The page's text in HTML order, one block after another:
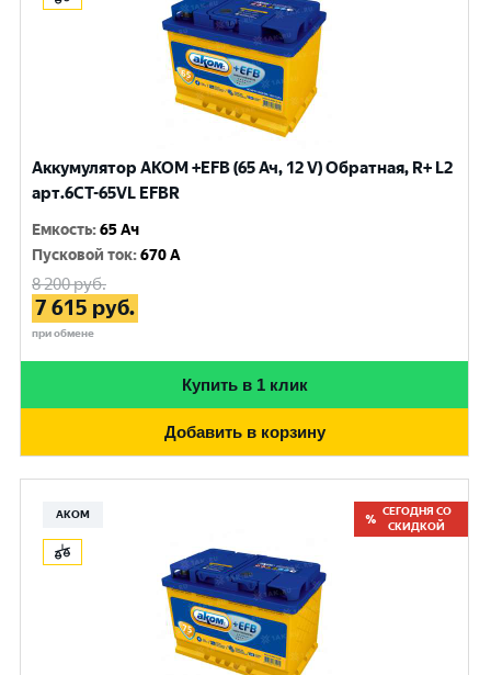
Аккумулятор AKOM +EFB (65 Ач, 12 V) Обратная, R+ L2
арт.6CT-65VL EFBR
Емкость:65 Ач
Пусковой ток:670 A
8 200руб.
7 615 руб.
при обмене
Купить в 1 клик
Добавить в корзину
АКОМ
СЕГОДНЯ СО
СКИДКОЙ